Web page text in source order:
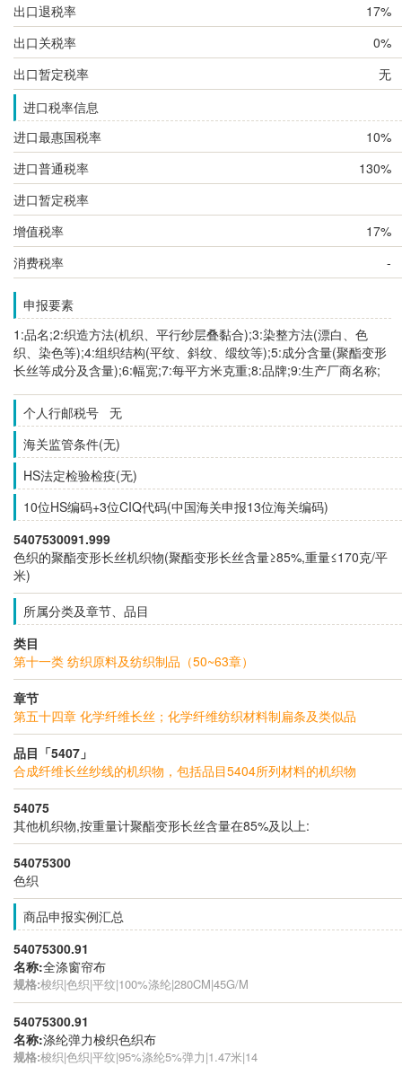
出口退税率
17%
出口关税率
0%
出口暂定税率
无
进口税率信息
进口最惠国税率
10%
进口普通税率
130%
进口暂定税率
增值税率
17%
消费税率
-
申报要素
1:品名;2:织造方法(机织、平行纱层叠黏合);3:染整方法(漂白、色
织、染色等);4:组织结构(平纹、斜纹、缎纹等);5:成分含量(聚酯变形
长丝等成分及含量);6:幅宽;7:每平方米克重;8:品牌;9:生产厂商名称;
个人行邮税号 无
海关监管条件(无)
HS法定检验检疫(无)
10位HS编码+3位CIQ代码(中国海关申报13位海关编码)
5407530091.999
色织的聚酯变形长丝机织物(聚酯变形长丝含量≥85%,重量≤170克/平
米)
所属分类及章节、品目
类目
第十一类 纺织原料及纺织制品（50~63章）
章节
第五十四章 化学纤维长丝；化学纤维纺织材料制扁条及类似品
品目「5407」
合成纤维长丝纱线的机织物，包括品目5404所列材料的机织物
54075
其他机织物,按重量计聚酯变形长丝含量在85%及以上:
54075300
色织
商品申报实例汇总
54075300.91
名称:全涤窗帘布
规格:梭织|色织|平纹|100%涤纶|280CM|45G/M
54075300.91
名称:涤纶弹力梭织色织布
规格:梭织|色织|平纹|95%涤纶5%弹力|1.47米|14